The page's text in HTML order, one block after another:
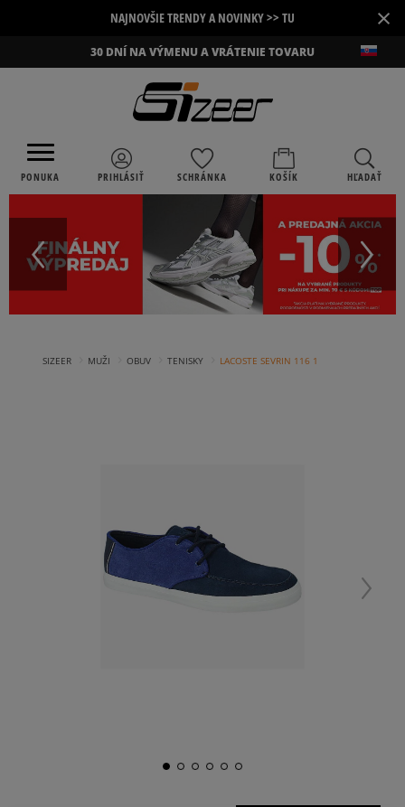
NAJNOVŠIE TRENDY A NOVINKY >> TU ×
30 DNÍ NA VÝMENU A VRÁTENIE TOVARU
PONUKA PRIHLÁSIŤ SCHRÁNKA KOŠÍK HĽADAŤ
SIZEER MUŽI OBUV TENISKY LACOSTE SEVRIN 116 1